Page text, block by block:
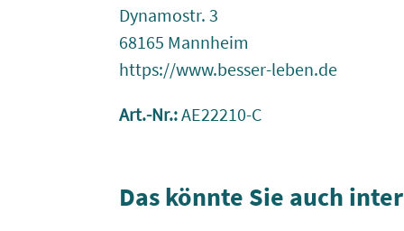
Dynamostr. 3
68165 Mannheim
https://www.besser-leben.de
Art.-Nr.:AE22210-C
Das könnte Sie auch